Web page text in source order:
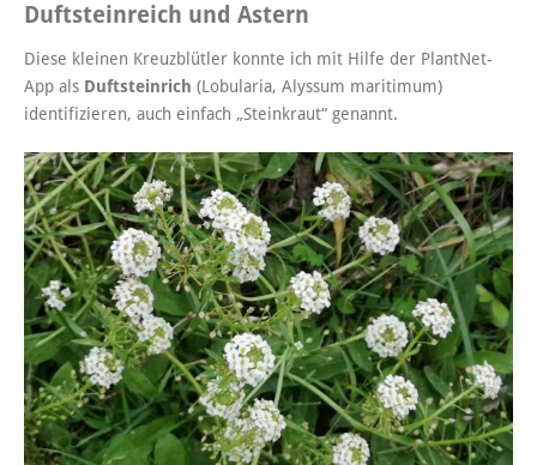
Duftsteinreich und Astern
Diese kleinen Kreuzblütler konnte ich mit Hilfe der PlantNet-
App als Duftsteinrich (Lobularia, Alyssum maritimum)
identifizieren, auch einfach „Steinkraut“ genannt.